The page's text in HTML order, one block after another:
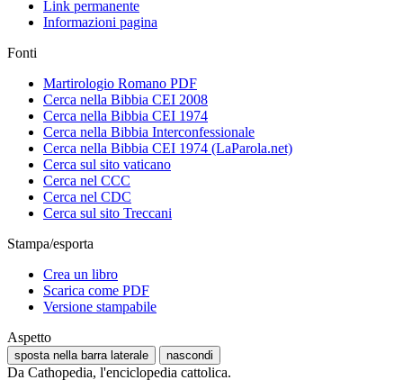
Link permanente
Informazioni pagina
Fonti
Martirologio Romano PDF
Cerca nella Bibbia CEI 2008
Cerca nella Bibbia CEI 1974
Cerca nella Bibbia Interconfessionale
Cerca nella Bibbia CEI 1974 (LaParola.net)
Cerca sul sito vaticano
Cerca nel CCC
Cerca nel CDC
Cerca sul sito Treccani
Stampa/esporta
Crea un libro
Scarica come PDF
Versione stampabile
Aspetto
sposta nella barra laterale nascondi
Da Cathopedia, l'enciclopedia cattolica.